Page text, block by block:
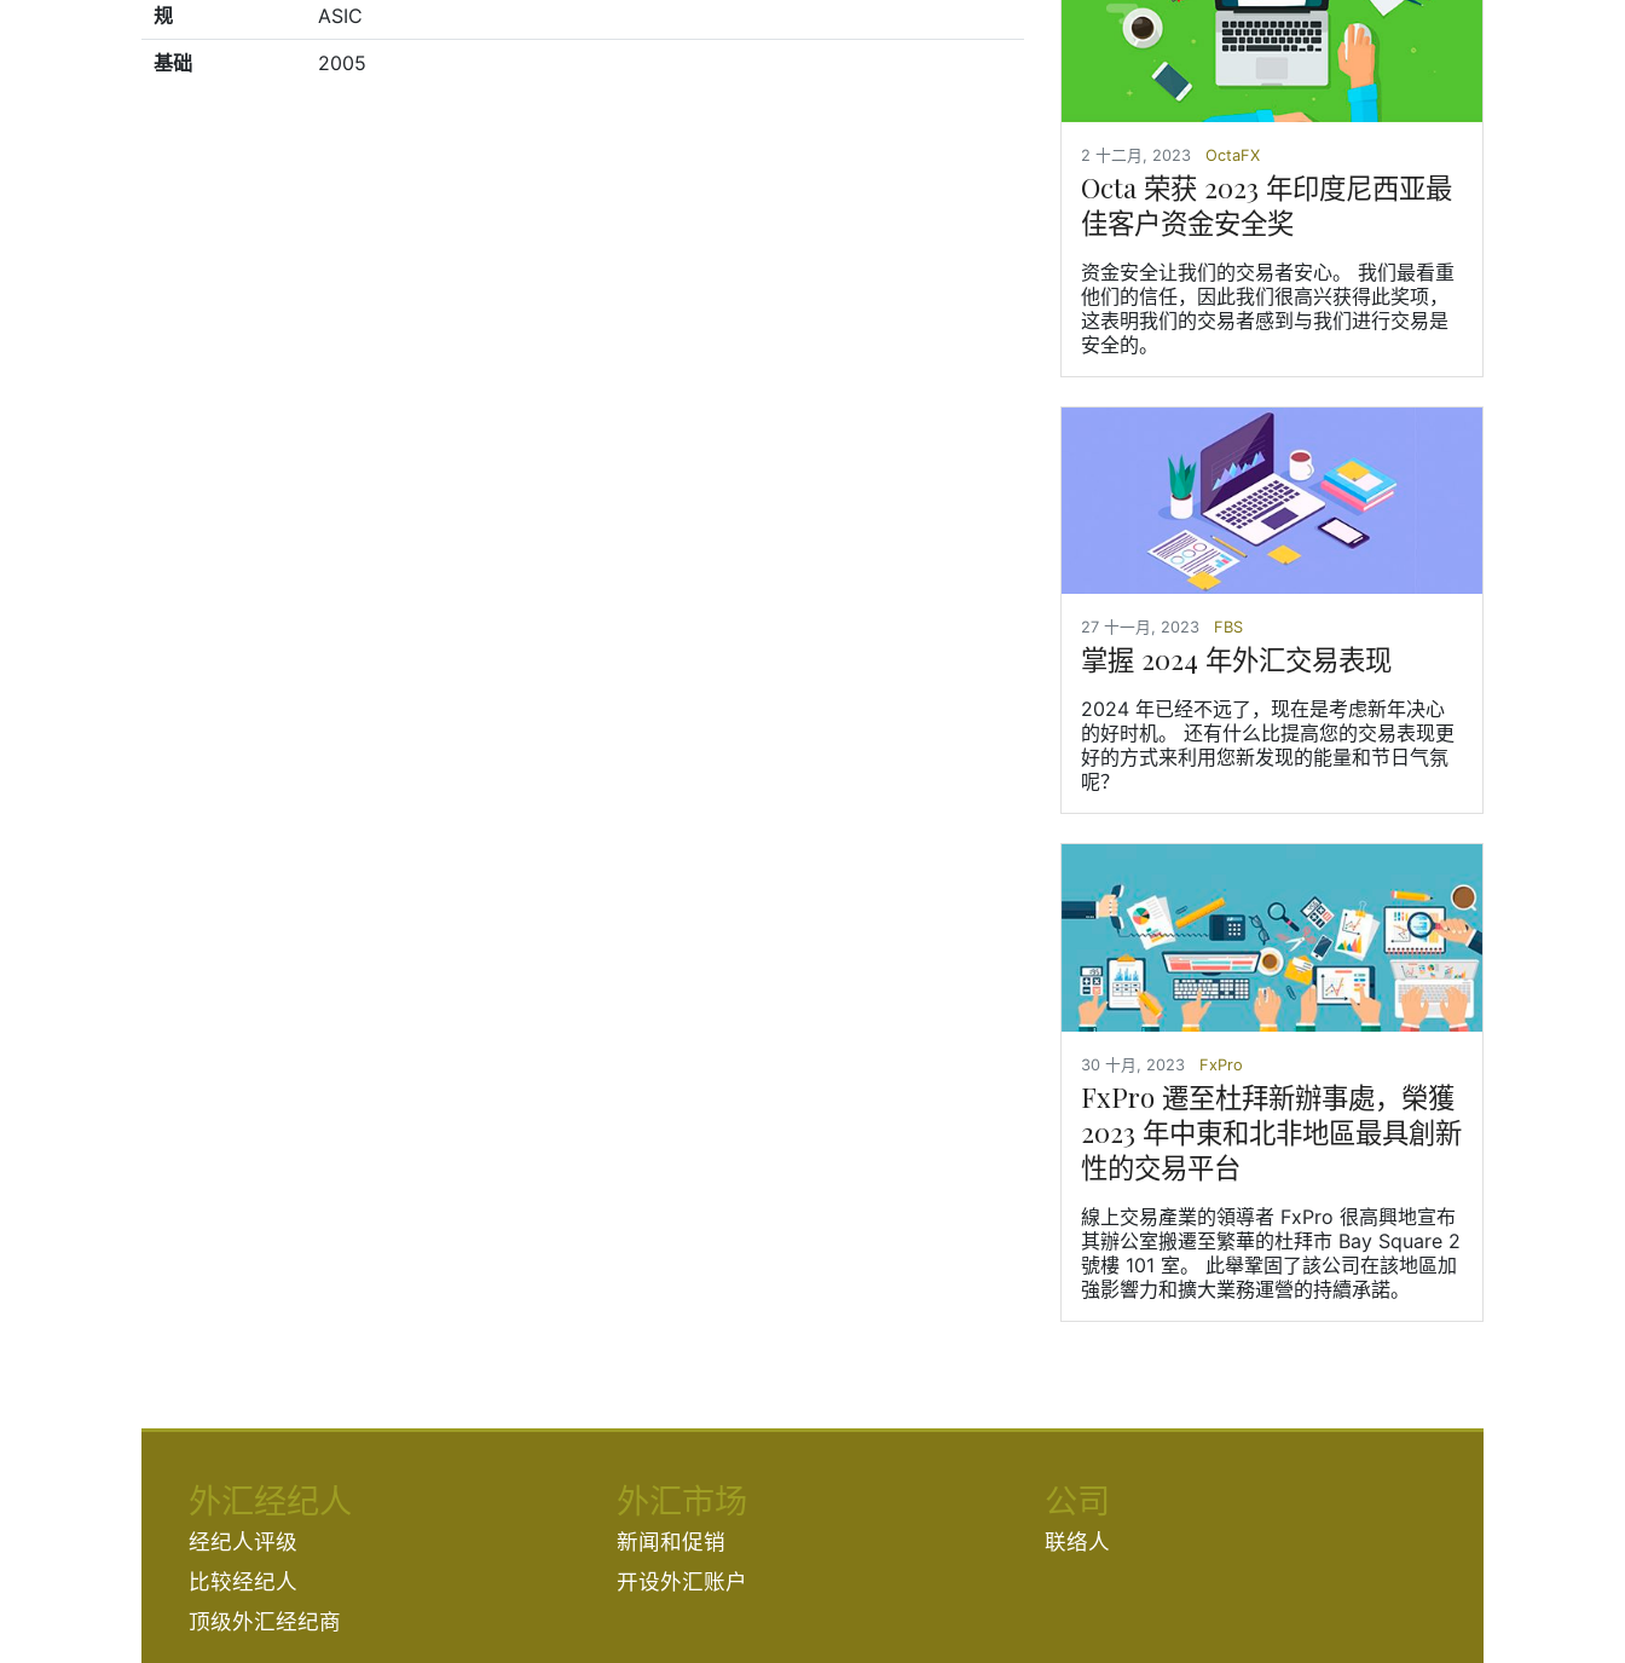
规
ASIC
基础
2005
2 十二月, 2023 OctaFX
Octa 荣获 2023 年印度尼西亚最
佳客户资金安全奖
资金安全让我们的交易者安心。 我们最看重
他们的信任，因此我们很高兴获得此奖项，
这表明我们的交易者感到与我们进行交易是
安全的。
27 十一月, 2023 FBS
掌握 2024 年外汇交易表现
2024 年已经不远了，现在是考虑新年决心
的好时机。 还有什么比提高您的交易表现更
好的方式来利用您新发现的能量和节日气氛
呢？
30 十月, 2023 FxPro
FxPro 遷至杜拜新辦事處，榮獲
2023 年中東和北非地區最具創新
性的交易平台
線上交易產業的領導者 FxPro 很高興地宣布
其辦公室搬遷至繁華的杜拜市 Bay Square 2
號樓 101 室。 此舉鞏固了該公司在該地區加
強影響力和擴大業務運營的持續承諾。
外汇经纪人
经纪人评级
比较经纪人
顶级外汇经纪商
外汇市场
新闻和促销
开设外汇账户
公司
联络人